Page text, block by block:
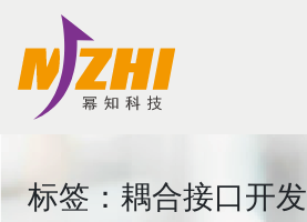
标签：耦合接口开发